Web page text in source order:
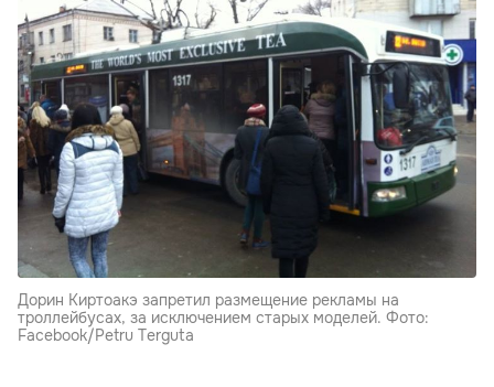
Дорин Киртоакэ запретил размещение рекламы на
троллейбусах, за исключением старых моделей. Фото:
Facebook/Petru Terguta